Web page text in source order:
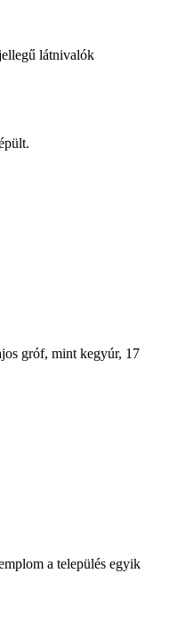
látnivalók
gróf, mint kegyúr, 17
a település egyik